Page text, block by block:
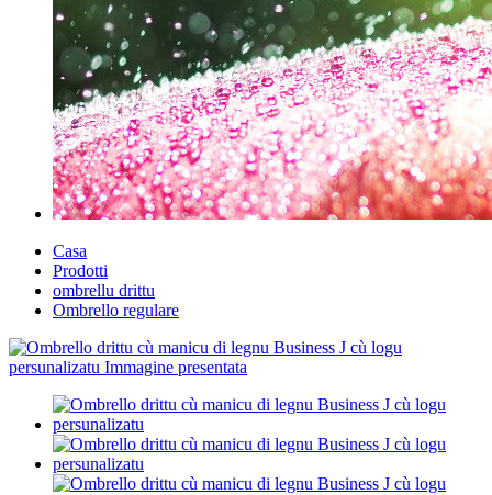
Casa
Prodotti
ombrellu drittu
Ombrello regulare